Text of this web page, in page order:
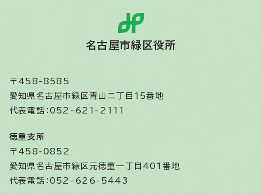
名古屋市緑区役所
〒458-8585
愛知県名古屋市緑区青山二丁目15番地
代表電話：052-621-2111
徳重支所
〒458-0852
愛知県名古屋市緑区元徳重一丁目401番地
代表電話：052-626-5443